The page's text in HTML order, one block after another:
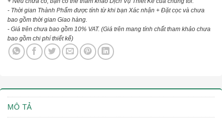
- Thời gian Thành Phẩm được tính từ khi bạn Xác nhận + Đặt cọc và chưa
bao gồm thời gian Giao hàng.
- Giá trên chưa bao gồm 10% VAT. (Giá trên mang tính chất tham khảo chưa
bao gồm chi phí thiết kế)
MÔ TẢ